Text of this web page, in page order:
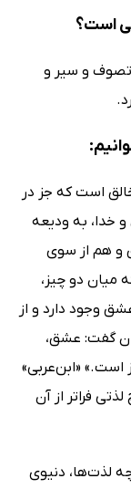
است؟
تصوف و سیر و
است که جز در
خدا، به ودیعه
و هم از سوی
میان دو چیز،
وجود دارد و از
گفت: عشق،
«ابن‌عربی»
فراتر از آن
لذت‌ها، دنیوی